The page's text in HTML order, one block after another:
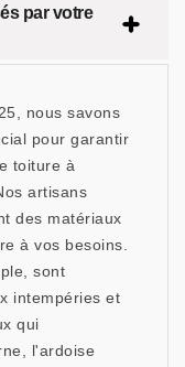
par votre
nous savons
pour garantir
toiture à
artisans
des matériaux
à vos besoins.
sont
intempéries et
qui
l'ardoise